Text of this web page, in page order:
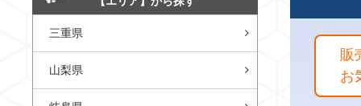
販
お
三重県
山梨県